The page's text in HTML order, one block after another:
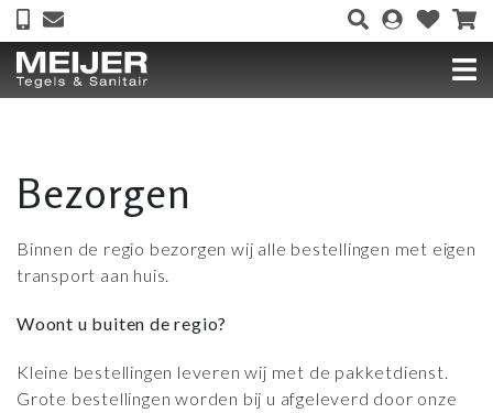
Bezorgen
Binnen de regio bezorgen wij alle bestellingen met eigen
transport aan huis.
Woont u buiten de regio?
Kleine bestellingen leveren wij met de pakketdienst.
Grote bestellingen worden bij u afgeleverd door onze